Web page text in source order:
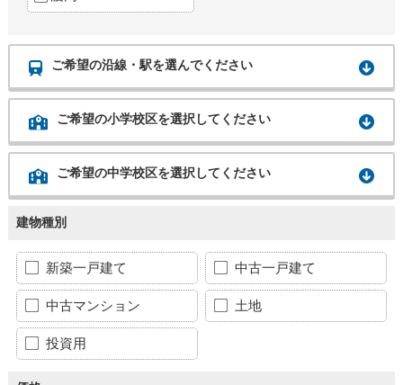
ご希望の沿線・駅を選んでください
ご希望の小学校区を選択してください
ご希望の中学校区を選択してください
建物種別
新築一戸建て 中古一戸建て
中古マンション 土地
投資用